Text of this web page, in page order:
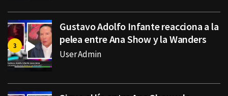
Gustavo Adolfo Infante reacciona a la
pelea entre Ana Show y la Wanders
User Admin